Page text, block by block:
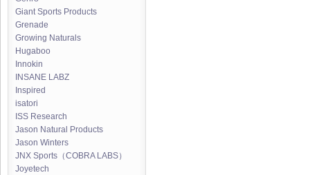
Giant Sports Products
Grenade
Growing Naturals
Hugaboo
Innokin
INSANE LABZ
Inspired
isatori
ISS Research
Jason Natural Products
Jason Winters
JNX Sports（COBRA LABS）
Joyetech